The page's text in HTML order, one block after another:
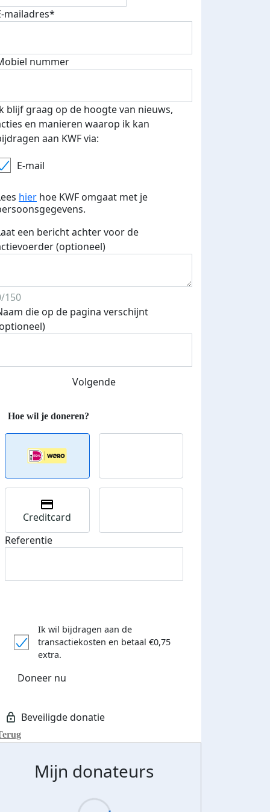
mailadres*
nummer
blijf graag op de hoogte van nieuws,
en manieren waarop ik kan
aan KWF via:
E-mail
hier hoe KWF omgaat met je
een bericht achter voor de
(optioneel)
150
die op de pagina verschijnt
Volgende
Creditcard
Referentie
Ik wil bijdragen aan de
transactiekosten en betaal €0,75
extra.
Doneer nu
Mijn donateurs